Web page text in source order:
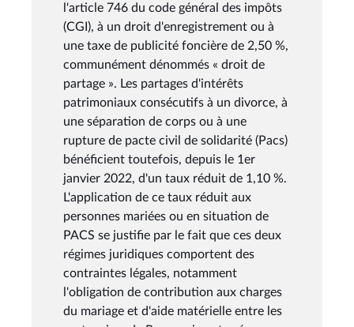
l'article 746 du code général des impôts
(CGI), à un droit d'enregistrement ou à
une taxe de publicité foncière de 2,50 %,
communément dénommés « droit de
partage ». Les partages d'intérêts
patrimoniaux consécutifs à un divorce, à
une séparation de corps ou à une
rupture de pacte civil de solidarité (Pacs)
bénéficient toutefois, depuis le 1er
janvier 2022, d'un taux réduit de 1,10 %.
L'application de ce taux réduit aux
personnes mariées ou en situation de
PACS se justifie par le fait que ces deux
régimes juridiques comportent des
contraintes légales, notamment
l'obligation de contribution aux charges
du mariage et d'aide matérielle entre les